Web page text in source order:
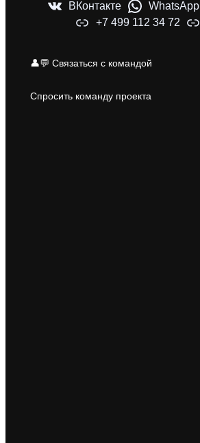
ВКонтакте
WhatsApp
+7 499 112 34 72
👤💬 Связаться с командой
Спросить команду проекта